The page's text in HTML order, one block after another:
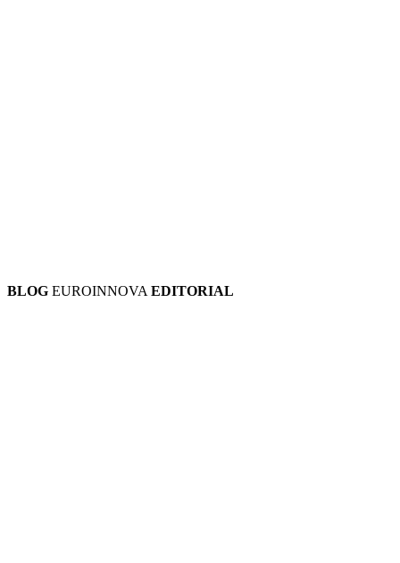
BLOG EUROINNOVA EDITORIAL